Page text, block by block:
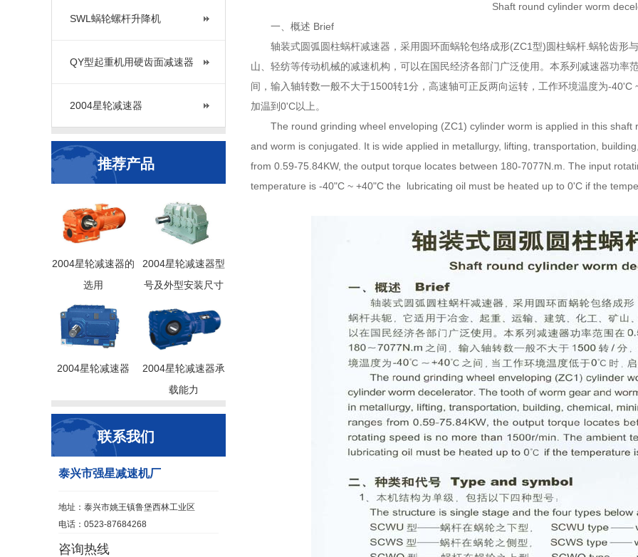
SWL蜗轮螺杆升降机
QY型起重机用硬齿面减速器
2004星轮减速器
推荐产品
2004星轮减速器的
选用
2004星轮减速器型
号及外型安装尺寸
2004星轮减速器
2004星轮减速器承
载能力
联系我们
泰兴市强星减速机厂
地址：泰兴市姚王镇鲁堡西林工业区
电话：0523-87684268
咨询热线
Shaft round cylinder worm
一、概述 Brief
轴装式圆弧圆柱蜗杆减速器，采用圆环面蜗轮包络成形(ZC1型)圆柱蜗杆.蜗轮齿形与
山、轻纺等传动机械的减速机构，可以在国民经济各部门广泛使用。本系列减速器功率
间，输入轴转数一般不大于1500转1分，高速轴可正反两向运转，工作环境温度为-40'C
加温到0'C以上。
The round grinding wheel enveloping (ZC1) cylinder worm is applied in this shaft
and worm is conjugated. It is wide applied in metallurgy, lifting, transportation,
from 0.59-75.84KW, the output torque locates between 180-7077N.m. The input
temperature is -40"C ~ +40"C the lubricating oil must be heated up to 0'C if the